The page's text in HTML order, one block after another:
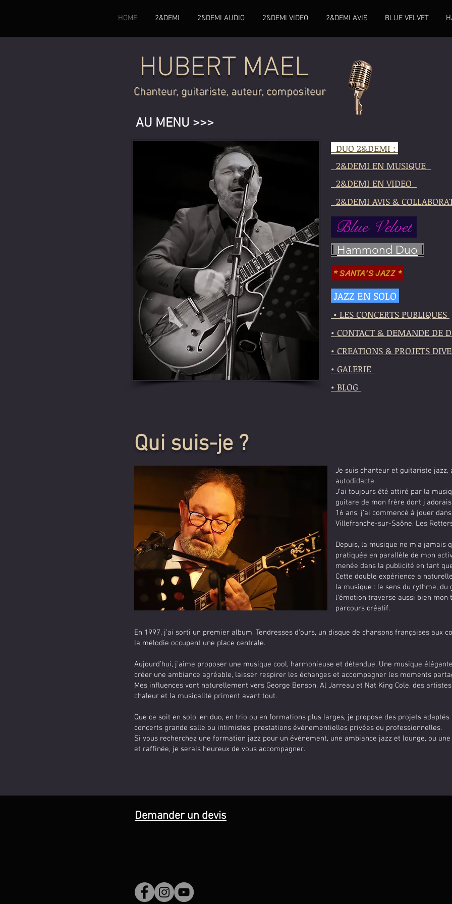
HOME 2&DEMI 2&DEMI AUDIO 2&DEMI VIDEO 2&DEMI AVIS BLUE VELVET
HUBERT MAEL
Chanteur, guitariste, auteur, compositeur
AU MENU >>>
DUO 2&DEMI :
2&DEMI EN MUSIQUE
2&DEMI EN VIDEO
2&DEMI AVIS &
Blue Velvet
Hammond Duo
*SANTA'S JAZZ *
JAZZ EN SOLO
• LES CONCERTS PUBLIQUES
• CONTACT & DEMANDE DE
• CREATIONS & PROJETS
• GALERIE
• BLOG
Qui suis-je ?
Je suis chanteur et guitariste
autodidacte.
J’ai toujours été attiré par la
guitare de mon frère dont
16 ans, j’ai commencé à jouer
Villefranche-sur-Saône, Les
Depuis, la musique ne m’a jamais
pratiquée en parallèle de mon
menée dans la publicité en tant
Cette double expérience a
la musique : le sens du rythme, du
l’émotion traverse aussi bien
parcours créatif.
En 1997, j’ai sorti un premier album, Tendresses d’ours, un disque de chansons françaises aux
la mélodie occupent une place centrale.
Aujourd’hui, j'aime proposer une musique cool, harmonieuse et détendue. Une musique
créer une ambiance agréable, laisser respirer les échanges et accompagner les moments
Mes influences vont naturellement vers George Benson, Al Jarreau et Nat King Cole, des
chaleur et la musicalité priment avant tout.
Que ce soit en solo, en duo, en trio ou en formations plus larges, je propose des projets
concerts grande salle ou intimistes, prestations événementielles privées ou professionnelles.
Si vous recherchez une formation jazz pour un événement, une ambiance jazz et lounge, ou
et raffinée, je serais heureux de vous accompagner.
Demander un devis